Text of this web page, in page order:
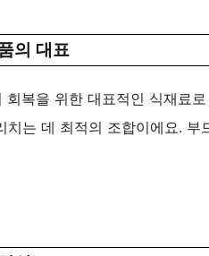
의 대표
회복을 위한 대표적인 식재료
는 데 최적의 조합이에요.